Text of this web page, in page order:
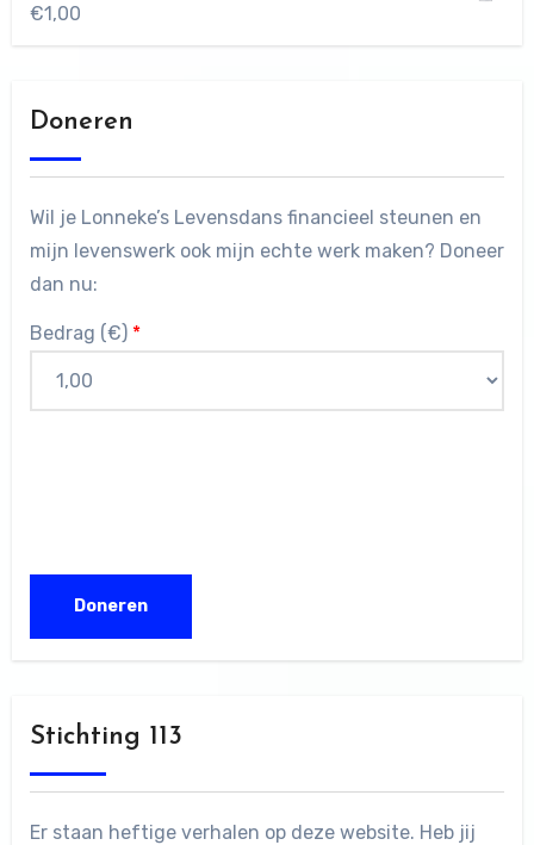
€1,00
Doneren
Wil je Lonneke’s Levensdans financieel steunen en
mijn levenswerk ook mijn echte werk maken? Doneer
dan nu:
Bedrag (€) *
Stichting 113
Er staan heftige verhalen op deze website. Heb jij